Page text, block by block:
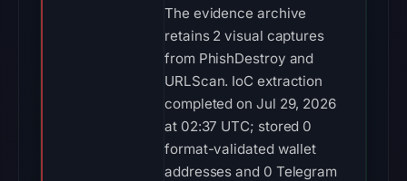
The evidence archive
retains 2 visual captures
from PhishDestroy and
URLScan. IoC extraction
completed on Jul 29, 2026
at 02:37 UTC; stored 0
format-validated wallet
addresses and 0 Telegram